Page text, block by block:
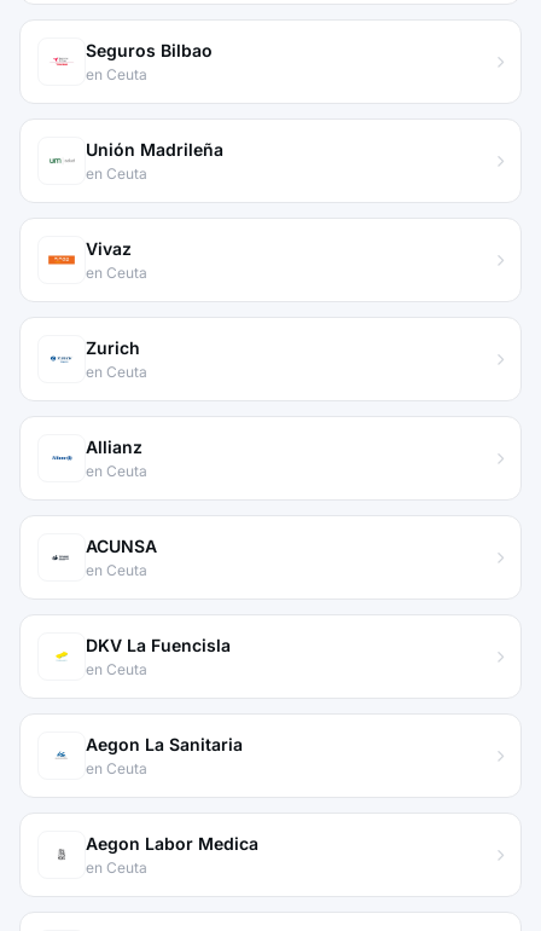
Seguros Bilbao
en Ceuta
Unión Madrileña
en Ceuta
Vivaz
en Ceuta
Zurich
en Ceuta
Allianz
en Ceuta
ACUNSA
en Ceuta
DKV La Fuencisla
en Ceuta
Aegon La Sanitaria
en Ceuta
Aegon Labor Medica
en Ceuta